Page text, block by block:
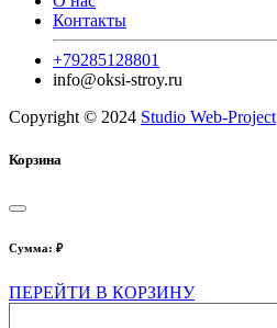
Контакты
+79285128801
info@oksi-stroy.ru
Copyright © 2024 Studio Web-Project
Корзина
Сумма: ₽
ПЕРЕЙТИ В КОРЗИНУ